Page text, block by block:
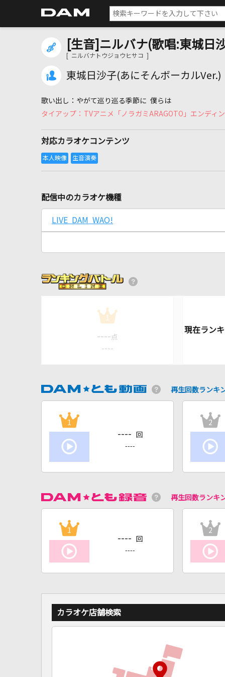
[生音]ニルバナ(歌唱:東城日
[ ニルバナトウジョウヒサコ ]
東城日沙子(あにそんボーカルVer.)
やがて巡り巡る季節に 僕らは
TVアニメ「ノラガミARAGOTO」エンディ
対応カラオケコンテンツ
配信中のカラオケ機種
LIVE DAM WAO!
1
---- 点
----
再生回数ランキ
1
---- 回
----
2
再生回数ランキ
1
---- 回
----
2
カラオケ店舗検索